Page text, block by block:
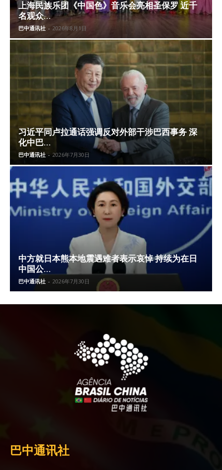
上海民族乐团《中国色》音乐会亮相圣保罗 近千
名观众...
巴中通讯社 - 2026年8月1日
习近平同卢拉通话强调反对外部干涉巴西事务 深
化中巴...
巴中通讯社 - 2026年7月30日
中方就日本熊本地震遇难者表示哀悼 持续为在日
中国公...
巴中通讯社 - 2026年7月30日
巴中通讯社